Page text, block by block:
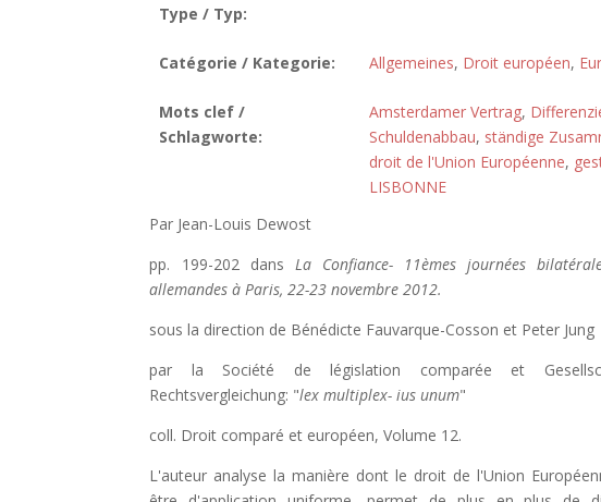
Type / Typ:
Catégorie / Kategorie: Allgemeines, Droit européen,
Mots clef /
Schlagworte:
Amsterdamer Vertrag,
Schuldenabbau, ständige
droit de l'Union Européenne,
LISBONNE
Par Jean-Louis Dewost
pp. 199-202 dans La Confiance- 11èmes journées
allemandes à Paris, 22-23 novembre 2012.
sous la direction de Bénédicte Fauvarque-Cosson et Peter Jung
par la Société de législation comparée et
Rechtsvergleichung: "lex multiplex- ius unum"
coll. Droit comparé et européen, Volume 12.
L'auteur analyse la manière dont le droit de l'Union